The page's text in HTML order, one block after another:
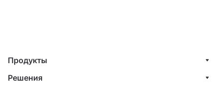
Продукты
Управление клиентами (CRM)
Решения